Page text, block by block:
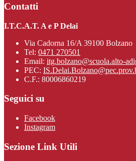
Contatti
I.T.C.A.T. A e P Delai
Via Cadorna 16/A 39100 Bolzano
Tel: 0471 270501
Email: itg.bolzano@scuola.alto-
PEC:
C.F.: 80006860219
Seguici su
Facebook
Instagram
Sezione Link Utili